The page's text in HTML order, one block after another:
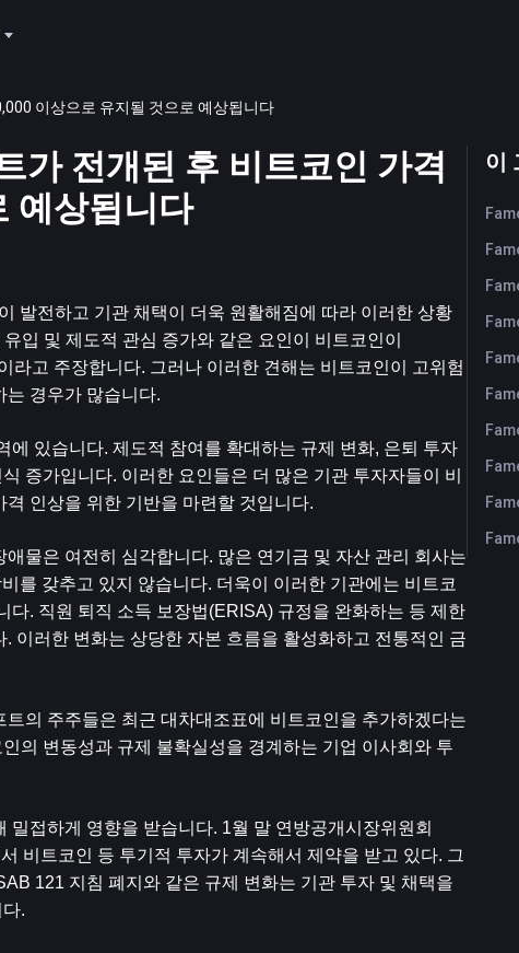
이상으로 유지될 것으로 예상됩니다
가 전개된 후 비트코인 ​​가격
예상됩니다
발전하고 기관 채택이 더욱 원활해짐에 따라 이러한 상황
입 및 제도적 관심 증가와 같은 요인이 비트코인이
고 주장합니다. 그러나 이러한 견해는 비트코인이 고위험
는 경우가 많습니다.
있습니다. 제도적 참여를 확대하는 규제 변화, 은퇴 투자
증가입니다. 이러한 요인들은 더 많은 기관 투자자들이 비
인상을 위한 기반을 마련할 것입니다.
물은 여전히 ​​심각합니다. 많은 연기금 및 자산 관리 회사는
를 갖추고 있지 않습니다. 더욱이 이러한 기관에는 비트코
. 직원 퇴직 소득 보장법(ERISA) 규정을 완화하는 등 제한
이러한 변화는 상당한 자본 흐름을 활성화하고 전통적인 금
의 주주들은 최근 대차대조표에 비트코인을 추가하겠다는
의 변동성과 규제 불확실성을 경계하는 기업 이사회와 투
접하게 영향을 받습니다. 1월 말 연방공개시장위원회
비트코인 ​​등 투기적 투자가 계속해서 제약을 받고 있다. 그
121 지침 폐지와 같은 규제 변화는 기관 투자 및 채택을
.
이